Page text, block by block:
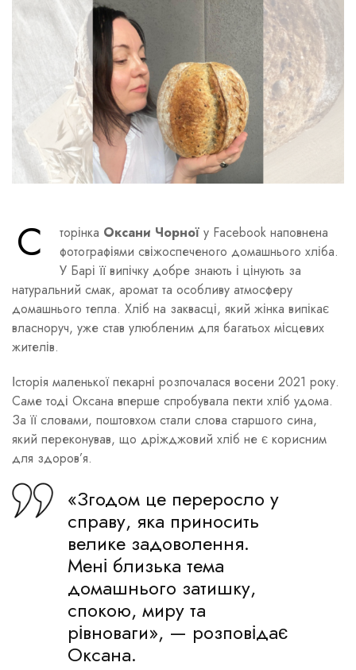
С торінка Оксани Чорної у Facebook наповнена
фотографіями свіжоспеченого домашнього хліба.
У Барі її випічку добре знають і цінують за
натуральний смак, аромат та особливу атмосферу
домашнього тепла. Хліб на заквасці, який жінка випікає
власноруч, уже став улюбленим для багатьох місцевих
жителів.
Історія маленької пекарні розпочалася восени 2021 року.
Саме тоді Оксана вперше спробувала пекти хліб удома.
За її словами, поштовхом стали слова старшого сина,
який переконував, що дріжджовий хліб не є корисним
для здоров’я.
«Згодом це переросло у
справу, яка приносить
велике задоволення.
Мені близька тема
домашнього затишку,
спокою, миру та
рівноваги», — розповідає
Оксана.